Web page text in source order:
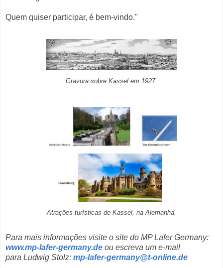
Quem quiser participar, é bem-vindo."
Gravura sobre Kassel em 1927.
Atrações turísticas de Kassel, na Alemanha.
Para mais informações visite o site do MP Lafer Germany:
www.mp-lafer-germany.de ou escreva um e-mail
para Ludwig Stolz: mp-lafer-germany@t-online.de